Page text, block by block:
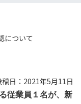
について
稿日：2021年5月11日
従業員１名が、新